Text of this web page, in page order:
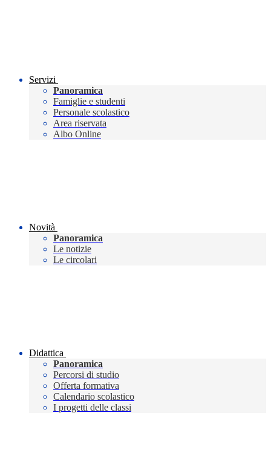
Servizi
Panoramica
Famiglie e studenti
Personale scolastico
Area riservata
Albo Online
Novità
Panoramica
Le notizie
Le circolari
Didattica
Panoramica
Percorsi di studio
Offerta formativa
Calendario scolastico
I progetti delle classi